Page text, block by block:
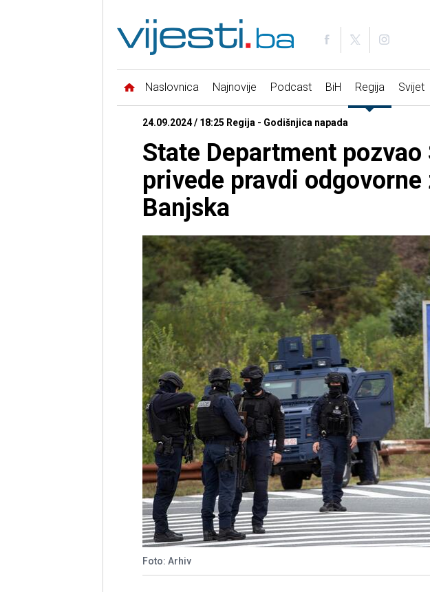
Naslovnica Najnovije Podcast BiH Regija Svijet
24.09.2024 / 18:25 Regija - Godišnjica napada
State Department pozvao
privede pravdi odgovorne
Banjska
Foto: Arhiv